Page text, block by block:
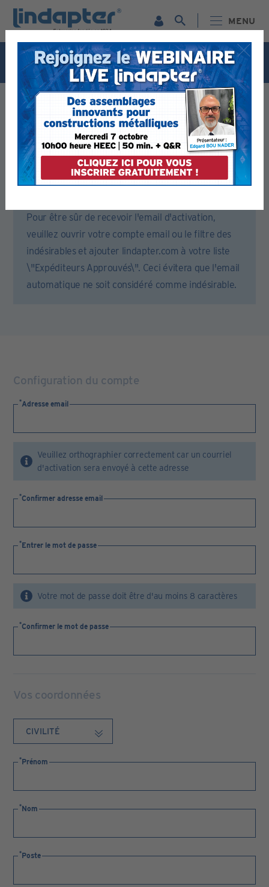
MENU
Webinaire live - 7 octobre. Pour plus d'informations et
pour vous inscrire gratuitement,cliquez ici
Formulaire d’inscription
Veuillez remplir toutes les sections de ce formulaire.
Vous recevrez alors un email pour activer votre compte.
Pour être sûr de recevoir l'email d'activation,
veuillez ouvrir votre compte email ou le filtre des
indésirables et ajouter lindapter.com à votre liste
\"Expéditeurs Approuvés\". Ceci évitera que l'email
automatique ne soit considéré comme indésirable.
Configuration du compte
Adresse email
Veuillez orthographier correctement car un courriel
d'activation sera envoyé à cette adresse
Confirmer adresse email
Entrer le mot de passe
Votre mot de passe doit être d'au moins 8 caractères
Confirmer le mot de passe
Vos coordonnées
Prénom
Nom
Poste